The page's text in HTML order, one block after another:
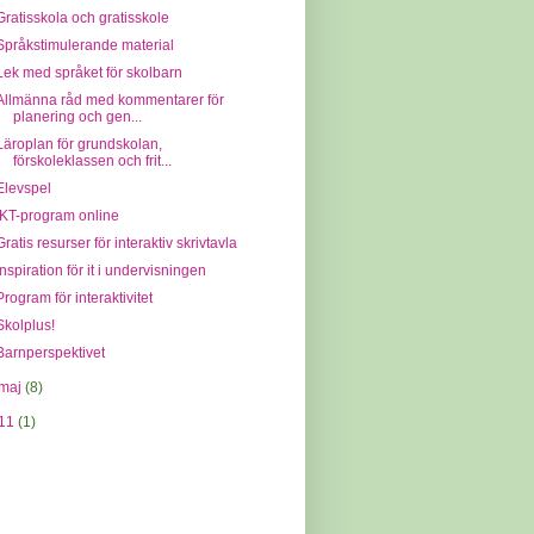
och gratisskole
material
med språket för skolbarn
råd med kommentarer för
planering och gen...
för grundskolan,
förskoleklassen och frit...
program online
resurser för interaktiv skrivtavla
för it i undervisningen
för interaktivitet
(8)
(1)